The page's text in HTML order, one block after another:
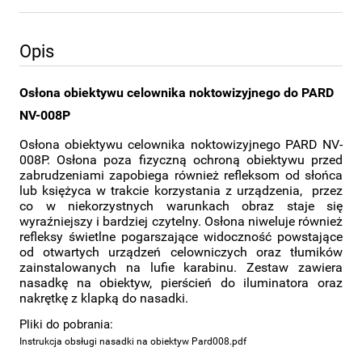
Opis
Osłona obiektywu celownika noktowizyjnego do PARD
NV-008P
Osłona obiektywu celownika noktowizyjnego PARD NV-
008P. Osłona poza fizyczną ochroną obiektywu przed
zabrudzeniami zapobiega również refleksom od słońca
lub księżyca w trakcie korzystania z urządzenia, przez
co w niekorzystnych warunkach obraz staje się
wyraźniejszy i bardziej czytelny. Osłona niweluje również
refleksy świetlne pogarszające widoczność powstające
od otwartych urządzeń celowniczych oraz tłumików
zainstalowanych na lufie karabinu. Zestaw zawiera
nasadkę na obiektyw, pierścień do iluminatora oraz
nakrętkę z klapką do nasadki.
Pliki do pobrania:
Instrukcja obsługi nasadki na obiektyw Pard008.pdf